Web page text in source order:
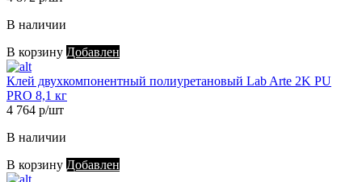
В наличии
В корзину Добавлен
Клей двухкомпонентный полиуретановый Lab Arte 2K PU
PRO 8,1 кг
4 764 р/шт
В наличии
В корзину Добавлен